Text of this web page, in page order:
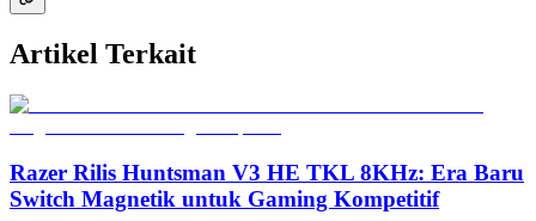
Artikel Terkait
Razer Rilis Huntsman V3 HE TKL 8KHz: Era Baru
Switch Magnetik untuk Gaming Kompetitif